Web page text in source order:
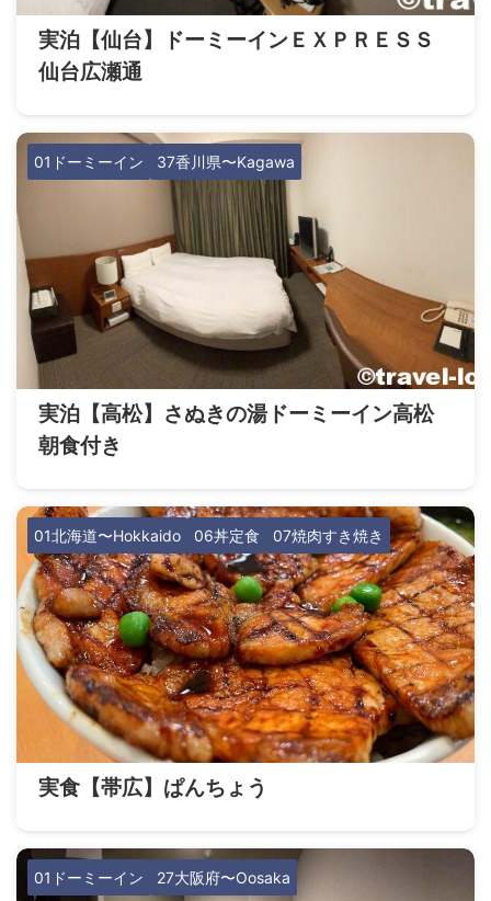
実泊【仙台】ドーミーインＥＸＰＲＥＳＳ
仙台広瀬通
01ドーミーイン 37香川県〜Kagawa
実泊【高松】さぬきの湯ドーミーイン高松
朝食付き
01北海道〜Hokkaido 06丼定食 07焼肉すき焼き
実食【帯広】ぱんちょう
01ドーミーイン 27大阪府〜Oosaka